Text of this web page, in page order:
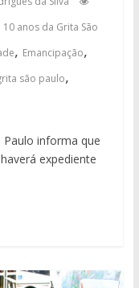
10 anos da Grita São
, Emancipação,
são paulo,
Paulo informa que
expediente